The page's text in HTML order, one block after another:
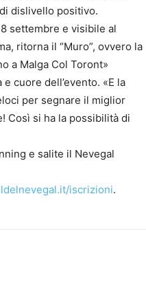
dislivello positivo.
settembre e visibile al
ritorna il “Muro”, ovvero la
a Malga Col Toront»
cuore dell’evento. «E la
per segnare il miglior
Così si ha la possibilità di
e salite il Nevegal
iscrizioni.